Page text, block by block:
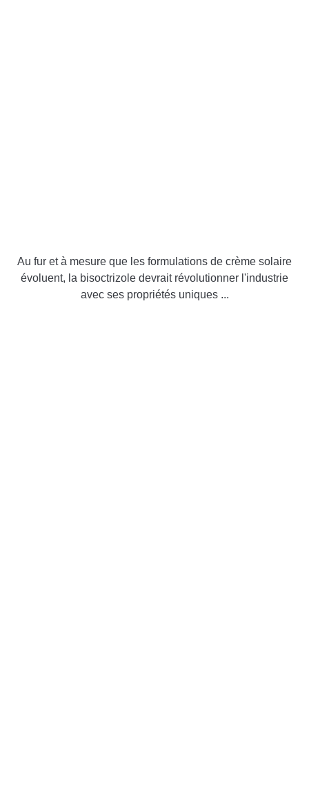
Au fur et à mesure que les formulations de crème solaire
évoluent, la bisoctrizole devrait révolutionner l'industrie
avec ses propriétés uniques ...